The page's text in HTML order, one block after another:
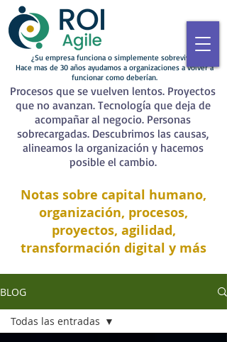
¿Su empresa funciona o simplemente sobrevive?
Hace mas de 30 años ayudamos a organizaciones a volver a
funcionar como deberían.
Procesos que se vuelven lentos. Proyectos
que no avanzan. Tecnología que deja de
acompañar al negocio. Personas
sobrecargadas. Descubrimos las causas,
alineamos la organización y hacemos
posible el cambio.
Notas sobre capital humano,
organización, procesos,
proyectos, agilidad,
transformación digital y más
BLOG
Todas las entradas